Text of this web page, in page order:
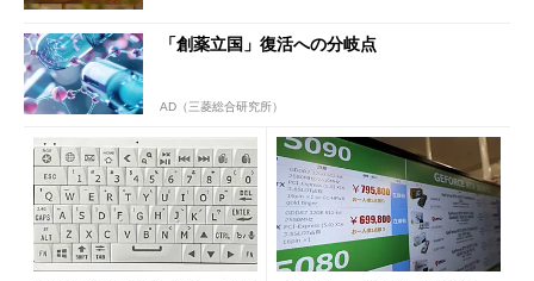
「創薬立国」復活への分岐点
AD（三菱総合研究所）